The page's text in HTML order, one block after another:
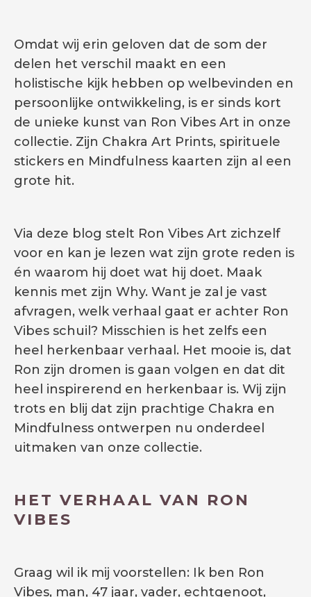
Omdat wij erin geloven dat de som der
delen het verschil maakt en een
holistische kijk hebben op welbevinden en
persoonlijke ontwikkeling, is er sinds kort
de unieke kunst van Ron Vibes Art in onze
collectie. Zijn Chakra Art Prints, spirituele
stickers en Mindfulness kaarten zijn al een
grote hit.
Via deze blog stelt Ron Vibes Art zichzelf
voor en kan je lezen wat zijn grote reden is
én waarom hij doet wat hij doet. Maak
kennis met zijn Why. Want je zal je vast
afvragen, welk verhaal gaat er achter Ron
Vibes schuil? Misschien is het zelfs een
heel herkenbaar verhaal. Het mooie is, dat
Ron zijn dromen is gaan volgen en dat dit
heel inspirerend en herkenbaar is. Wij zijn
trots en blij dat zijn prachtige Chakra en
Mindfulness ontwerpen nu onderdeel
uitmaken van onze collectie.
HET VERHAAL VAN RON
VIBES
Graag wil ik mij voorstellen: Ik ben Ron
Vibes, man, 47 jaar, vader, echtgenoot,